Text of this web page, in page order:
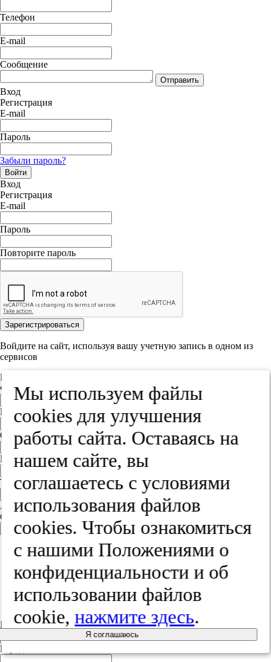
Телефон
E-mail
Сообщение
Отправить
Вход
Регистрация
E-mail
Пароль
Забыли пароль?
Войти
Вход
Регистрация
E-mail
Пароль
Повторите пароль
Зарегистрироваться
Войдите на сайт, используя вашу учетную запись в одном из
сервисов
Регистрация
Фамилия
Имя
Отчество
E-mail
Телефон
Адрес
Страна
Россия
Россия
Украина
Польша
Литва
Другая страна
Индекс
Город
Мы используем файлы
cооkies для улучшения
работы сайта. Оставаясь на
нашем сайте, вы
соглашаетесь с условиями
использования файлов
cооkies. Чтобы ознакомиться
с нашими Положениями о
конфиденциальности и об
использовании файлов
cookie,нажмите здесь.
Я соглашаюсь